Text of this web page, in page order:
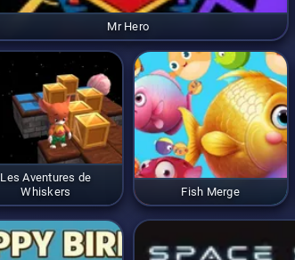
Mr Hero
Les Aventures de
Whiskers
Fish Merge